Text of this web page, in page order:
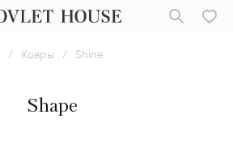
/ Ковры / Shine
Shape